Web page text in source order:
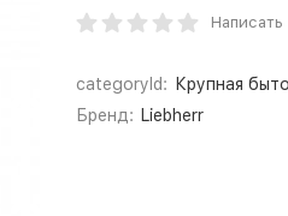
Написать
categoryId:
Крупная
Бренд: Liebherr